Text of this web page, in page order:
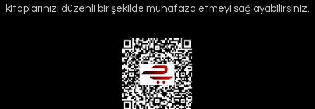
kitaplarınızı düzenli bir şekilde muhafaza etmeyi sağlayabilirsiniz.